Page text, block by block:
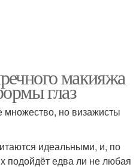
макияжа
глаз
множество, но визажисты
идеальными, и, по
подойдёт едва ли не любая